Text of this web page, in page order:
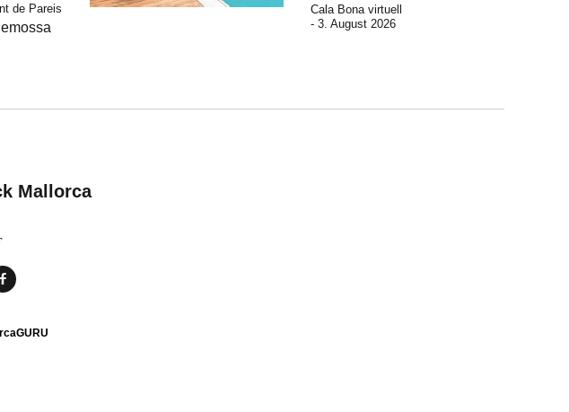
de Pareis
Cala Bona virtuell
3. August 2026
Mallorca